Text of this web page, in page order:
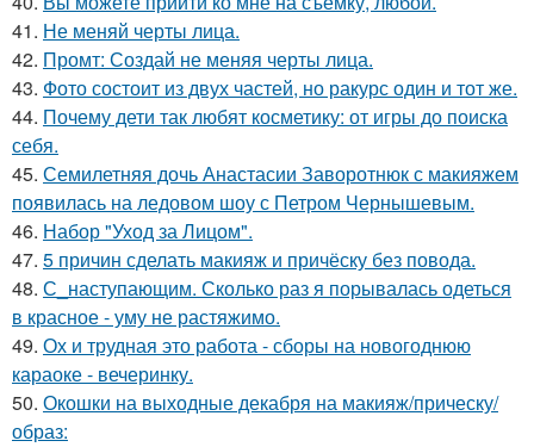
41. Не меняй черты лица.
42. Промт: Создай не меняя черты лица.
43. Фото состоит из двух частей, но ракурс один и тот же.
44. Почему дети так любят косметику: от игры до поиска
себя.
45. Семилетняя дочь Анастасии Заворотнюк с макияжем
появилась на ледовом шоу с Петром Чернышевым.
46. Набор "Уход за Лицом".
47. 5 причин сделать макияж и причёску без повода.
48. С_наступающим. Сколько раз я порывалась одеться
в красное - уму не растяжимо.
49. Ох и трудная это работа - сборы на новогоднюю
караоке - вечеринку.
50. Окошки на выходные декабря на макияж/прическу/
образ: